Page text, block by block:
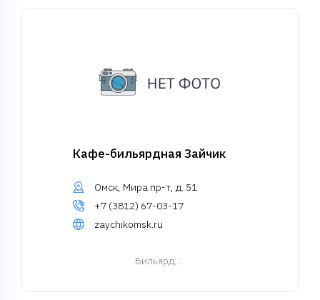
Кафе-бильярдная Зайчик
Омск, Мира пр-т, д. 51
+7 (3812) 67-03-17
zaychikomsk.ru
Бильярд; ...